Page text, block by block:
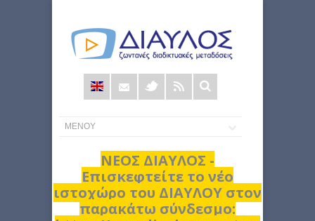
Φόρμα
αναζήτησης
ΝΕΟΣ ΔΙΑΥΛΟΣ -
Επισκεφτείτε το νέο
ιστοχώρο του ΔΙΑΥΛΟΥ στον
παρακάτω σύνδεσμο: